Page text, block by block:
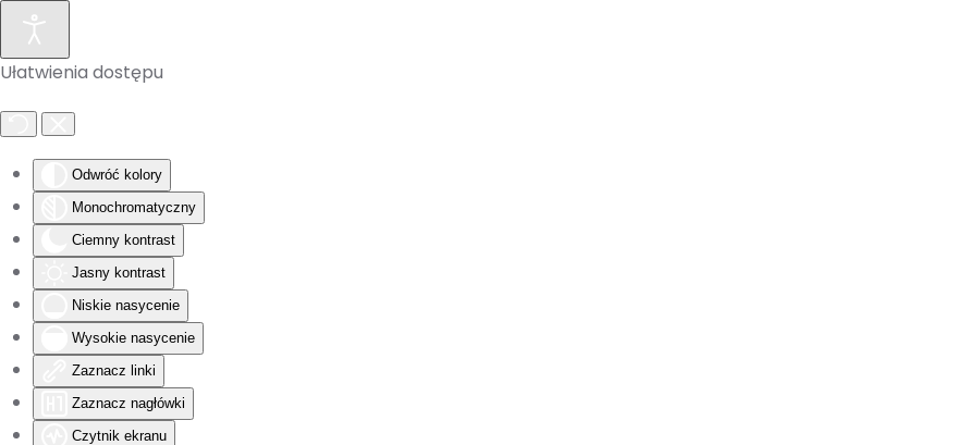
Ułatwienia dostępu
Odwróć kolory
Monochromatyczny
Ciemny kontrast
Jasny kontrast
Niskie nasycenie
Wysokie nasycenie
Zaznacz linki
Zaznacz nagłówki
Czytnik ekranu
Skip to main content